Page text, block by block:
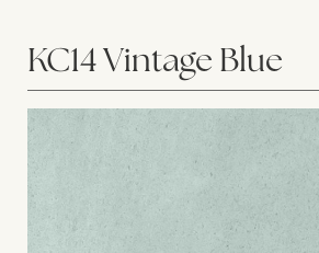
KC14 Vintage Blue